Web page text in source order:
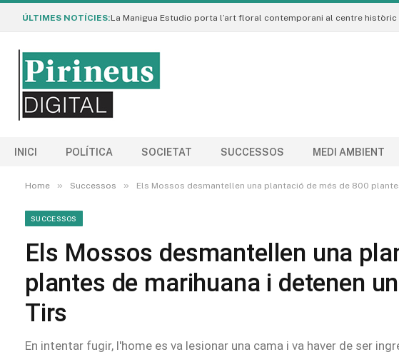
ÚLTIMES NOTÍCIES:
INICI POLÍTICA SOCIETAT SUCCESSOS MEDI AMBIENT
Home » Successos » Els Mossos desmantellen una plantació de més de 800
SUCCESSOS
Els Mossos desmantellen una
plantes de marihuana i detenen
Tirs
En intentar fugir, l'home es va lesionar una cama i va haver de ser